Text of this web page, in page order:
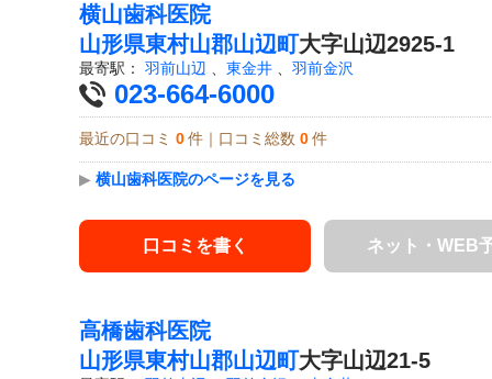
横山歯科医院
山形県東村山郡山辺町大字山辺2925-1
最寄駅： 羽前山辺 東金井 羽前金沢
023-664-6000
最近の口コミ 0 件｜口コミ総数 0 件
▶ 横山歯科医院のページを見る
口コミを書く ネット・WEB
高橋歯科医院
山形県東村山郡山辺町大字山辺21-5